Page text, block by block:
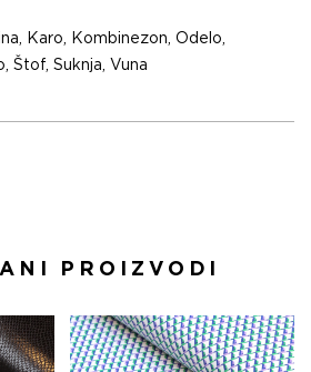
, Karo, Kombinezon, Odelo,
, Štof, Suknja, Vuna
PROIZVODI